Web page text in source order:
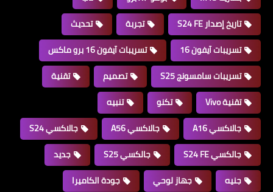
تاريخ إصدار S24 FE
تجربة
تحديث
تسريبات آيفون 16
تسريبات آيفون 16 برو ماكس
تسريبات سامسونج S25
تصميم
تقنية
تقنية Vivo
تكنو
تنبيه
جالاكسي A16
جالاكسي A56
جالاكسي S24
جالكسي S24 FE
جالكسي S25
جديد
جنيه
جهاز لوحي
جودة الكاميرا